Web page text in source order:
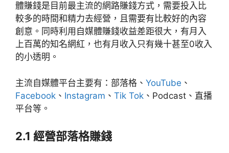
體賺錢是目前最主流的網路賺錢方式，需要投入比
較多的時間和精力去經營，且需要有比較好的內容
創意。同時利用自媒體賺錢收益差距很大，有月入
上百萬的知名網紅，也有月收入只有幾十甚至0收入
的小透明。
主流自媒體平台主要有：部落格、 YouTube 、
Facebook 、 Instagram 、 Tik Tok 、Podcast、直播
平台等。
2.1 經營部落格賺錢